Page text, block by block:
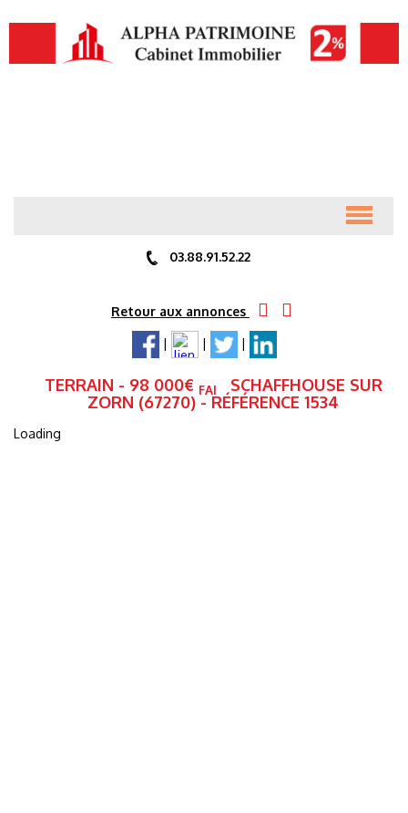
PRÉSENTATION
03.88.91.52.22
Retour aux annonces
| | |
TERRAIN - 98 000€ FAI
SCHAFFHOUSE SUR
ZORN (67270) - RÉFÉRENCE 1534
Loading